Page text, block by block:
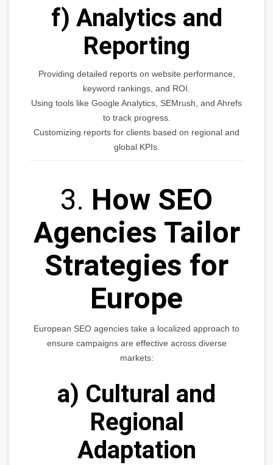
f) Analytics and
Reporting
Providing detailed reports on website performance,
keyword rankings, and ROI.
Using tools like Google Analytics, SEMrush, and Ahrefs
to track progress.
Customizing reports for clients based on regional and
global KPIs.
3. How SEO
Agencies Tailor
Strategies for
Europe
European SEO agencies take a localized approach to
ensure campaigns are effective across diverse
markets:
a) Cultural and
Regional
Adaptation